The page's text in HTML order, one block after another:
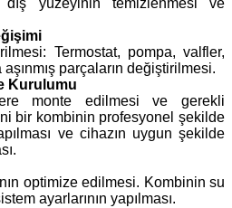
dış yüzeyinin temizlenmesi ve
Termostat, pompa, valfler,
parçaların değiştirilmesi.
Kurulumu
monte edilmesi ve gerekli
bir kombinin profesyonel şekilde
ve cihazın uygun şekilde
optimize edilmesi. Kombinin su
ayarlarının yapılması.